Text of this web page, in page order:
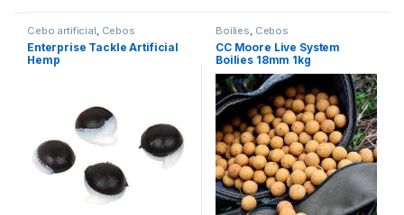
6,99€
Añadir a lista de
3,95€
Añadir a lista de
deseos